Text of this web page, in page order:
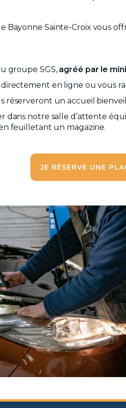
Bayonne Sainte-Croix vous
groupe SGS, agréé par le
en ligne ou vous
réserveront un accueil
dans notre salle d’attente
feuilletant un magazine.
JE RÉSERVE UNE